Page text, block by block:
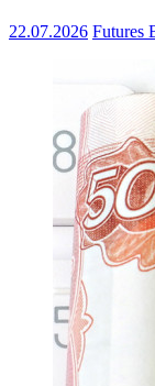
22.07.2026 Futures